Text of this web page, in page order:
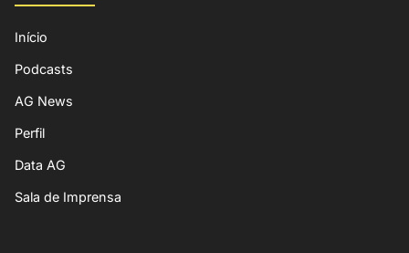
Início
Podcasts
AG News
Perfil
Data AG
Sala de Imprensa